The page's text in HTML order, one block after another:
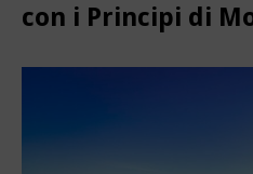
con i Principi di